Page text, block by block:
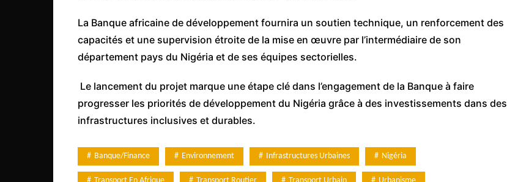
La Banque africaine de développement fournira un soutien technique, un renforcement des
capacités et une supervision étroite de la mise en œuvre par l’intermédiaire de son
département pays du Nigéria et de ses équipes sectorielles.
Le lancement du projet marque une étape clé dans l’engagement de la Banque à faire
progresser les priorités de développement du Nigéria grâce à des investissements dans des
infrastructures inclusives et durables.
Banque/Finance Environnement Infrastructures Urbaines Nigéria